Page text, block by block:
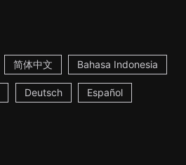
简体中文 Bahasa Indonesia
Deutsch Español